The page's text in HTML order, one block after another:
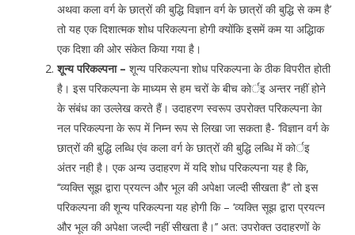
अथवा कला वर्ग के छात्रों की बुद्धि विज्ञान वर्ग के छात्रों की बुद्धि से कम है’
तो यह एक दिशात्मक शोध परिकल्पना होगी क्योंकि इसमें कम या अद्धिाक
एक दिशा की ओर संकेत किया गया है।
शून्य परिकल्पना – शून्य परिकल्पना शोध परिकल्पना के ठीक विपरीत होती
है। इस परिकल्पना के माध्यम से हम चरों के बीच कोर्इ अन्तर नहीं होने
के संबंध का उल्लेख करते हैं। उदाहरण स्वरूप उपरोक्त परिकल्पना केा
नल परिकल्पना के रूप में निम्न रूप से लिखा जा सकता है- ‘विज्ञान वर्ग के
छात्रों की बुद्धि लब्धि एंव कला वर्ग के छात्रों की बुद्धि लब्धि में कोर्इ
अंतर नही है। एक अन्य उदाहरण में यदि शोध परिकल्पना यह है कि,
‘‘व्यक्ति सूझ द्वारा प्रयत्न और भूल की अपेक्षा जल्दी सीखता है’’ तो इस
परिकल्पना की शून्य परिकल्पना यह होगी कि – ‘व्यक्ति सूझ द्वारा प्रयत्न
और भूल की अपेक्षा जल्दी नहीं सीखता है।’’ अत: उपरोक्त उदाहरणों के